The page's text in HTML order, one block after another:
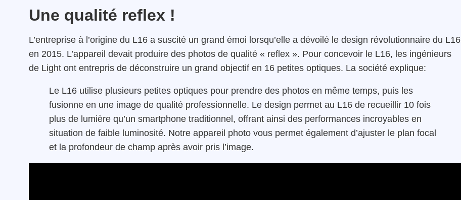
Une qualité reflex !
L’entreprise à l’origine du L16 a suscité un grand émoi lorsqu’elle a dévoilé le design révolutionnaire du L16
en 2015. L’appareil devait produire des photos de qualité « reflex ». Pour concevoir le L16, les ingénieurs
de Light ont entrepris de déconstruire un grand objectif en 16 petites optiques. La société explique:
Le L16 utilise plusieurs petites optiques pour prendre des photos en même temps, puis les
fusionne en une image de qualité professionnelle. Le design permet au L16 de recueillir 10 fois
plus de lumière qu’un smartphone traditionnel, offrant ainsi des performances incroyables en
situation de faible luminosité. Notre appareil photo vous permet également d’ajuster le plan focal
et la profondeur de champ après avoir pris l’image.